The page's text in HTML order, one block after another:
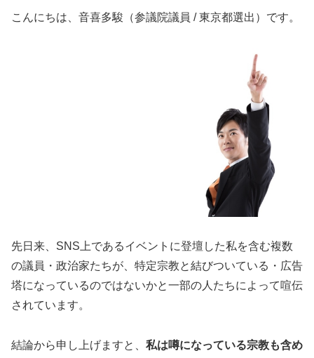
こんにちは、音喜多駿（参議院議員 / 東京都選出）です。
先日来、SNS上であるイベントに登壇した私を含む複数
の議員・政治家たちが、特定宗教と結びついている・広告
塔になっているのではないかと一部の人たちによって喧伝
されています。
結論から申し上げますと、 私は噂になっている宗教も含め